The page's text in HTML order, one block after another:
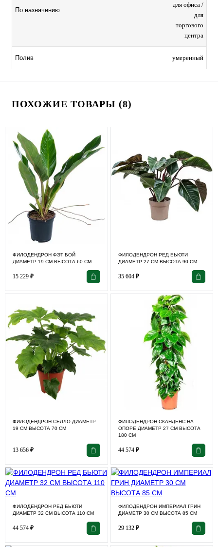
По назначению
для офиса /
для
торгового
центра
Полив умеренный
ПОХОЖИЕ ТОВАРЫ (8)
ФИЛОДЕНДРОН ФЭТ БОЙ
ДИАМЕТР 19 СМ ВЫСОТА 60 СМ
15 229 ₽
ФИЛОДЕНДРОН РЕД БЬЮТИ
ДИАМЕТР 27 СМ ВЫСОТА 90 СМ
35 604 ₽
ФИЛОДЕНДРОН СЕЛЛО ДИАМЕТР
19 СМ ВЫСОТА 70 СМ
13 656 ₽
ФИЛОДЕНДРОН СКАНДЕНС НА
ОПОРЕ ДИАМЕТР 27 СМ ВЫСОТА
180 СМ
44 574 ₽
ФИЛОДЕНДРОН РЕД БЬЮТИ
ДИАМЕТР 32 СМ ВЫСОТА 110 СМ
44 574 ₽
ФИЛОДЕНДРОН ИМПЕРИАЛ ГРИН
ДИАМЕТР 30 СМ ВЫСОТА 85 СМ
29 132 ₽